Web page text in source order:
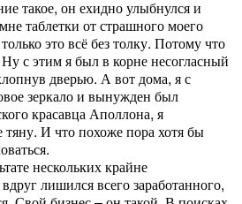
такое, он ехидно улыбнулся и
таблетки от страшного моего
это всё без толку. Потому что
с этим я был в корне несогласный
дверью. А вот дома, я с
зеркало и вынужден был
красавца Аполлона, я
тяну. И что похоже пора хотя бы
нескольких крайне
лишился всего заработанного,